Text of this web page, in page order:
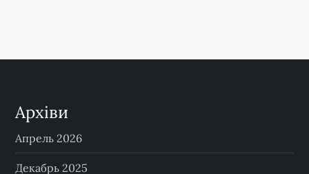
Архіви
Апрель 2026
Декабрь 2025